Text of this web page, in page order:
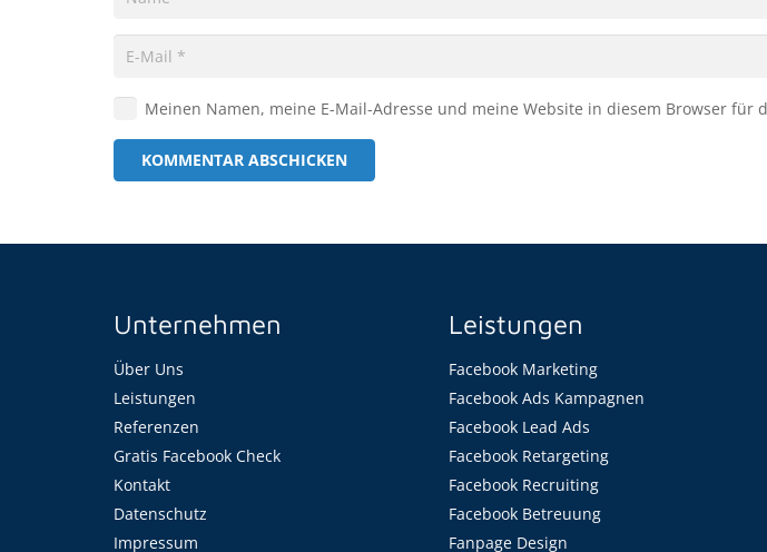
Meinen Namen, meine E-Mail-Adresse und meine Website in diesem Browser für
KOMMENTAR ABSCHICKEN
Unternehmen
Über Uns
Leistungen
Referenzen
Gratis Facebook Check
Kontakt
Datenschutz
Impressum
Leistungen
Facebook Marketing
Facebook Ads Kampagnen
Facebook Lead Ads
Facebook Retargeting
Facebook Recruiting
Facebook Betreuung
Fanpage Design